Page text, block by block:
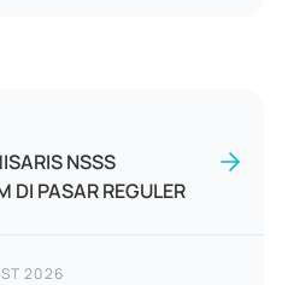
NSSS
DI PASAR REGULER
2026